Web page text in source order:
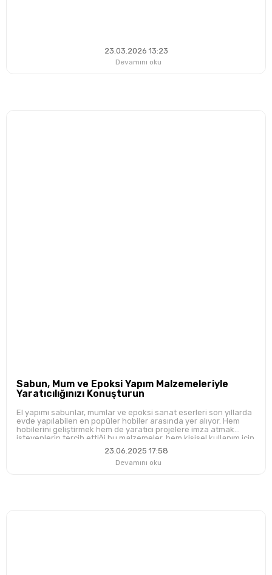
Devamını oku
23.03.2026 13:23
Sabun, Mum ve Epoksi Yapım Malzemeleriyle
Yaratıcılığınızı Konuşturun
El yapımı sabunlar, mumlar ve epoksi sanat eserleri son yıllarda
evde yapılabilen en popüler hobiler arasında yer alıyor. Hem
hobilerini geliştirmek hem de yaratıcı projelere imza atmak
isteyenlerin tercih ettiği bu malzemeler, hem kişisel kullanım için
hem de sevdiklerinize hediye olarak ideal. Bugün, sabun, mum
ve epoksi yapım malzemelerinin nasıl kullanıldığı ve nerelerde
kullanılabileceği konusunda size bazı ipuçları vereceğiz.
Devamını oku
23.06.2025 17:58